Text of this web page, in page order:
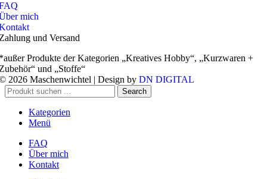
mich
und Versand
Produkte der Kategorien „Kreatives Hobby“, „Kurzwaren +
und „Stoffe“
2026 Maschenwichtel | Design by DN DIGITAL
Search
Kategorien
Menü
FAQ
Über mich
Kontakt